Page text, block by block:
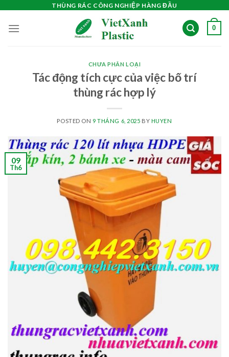
content
THÙNG RÁC CÔNG NGHIỆP HÀNG ĐẦU
0
CHƯA PHÂN LOẠI
Tác động tích cực của việc bố trí
thùng rác hợp lý
POSTED ON 9 THÁNG 6, 2025 BY HUYEN
09
Th6